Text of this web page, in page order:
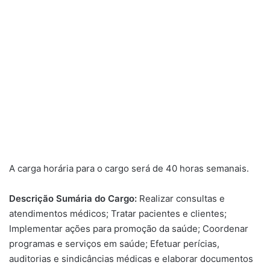
A carga horária para o cargo será de 40 horas semanais.
Descrição Sumária do Cargo: Realizar consultas e
atendimentos médicos; Tratar pacientes e clientes;
Implementar ações para promoção da saúde; Coordenar
programas e serviços em saúde; Efetuar perícias,
auditorias e sindicâncias médicas e elaborar documentos